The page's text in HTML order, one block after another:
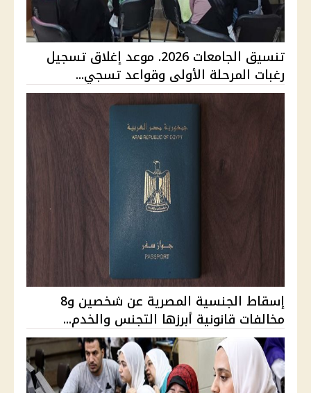
تنسيق الجامعات 2026. موعد إغلاق تسجيل
رغبات المرحلة الأولى وقواعد تسجي...
إسقاط الجنسية المصرية عن شخصين و8
مخالفات قانونية أبرزها التجنس والخدم...